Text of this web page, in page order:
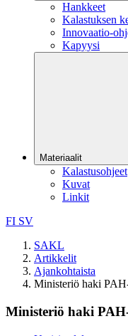
Hankkeet
Kalastuksen
Innovaatio-
Kapyysi
Materiaalit
Kalastusohjeet
Kuvat
Linkit
FI SV
SAKL
Artikkelit
Ajankohtaista
Ministeriö haki
Ministeriö haki